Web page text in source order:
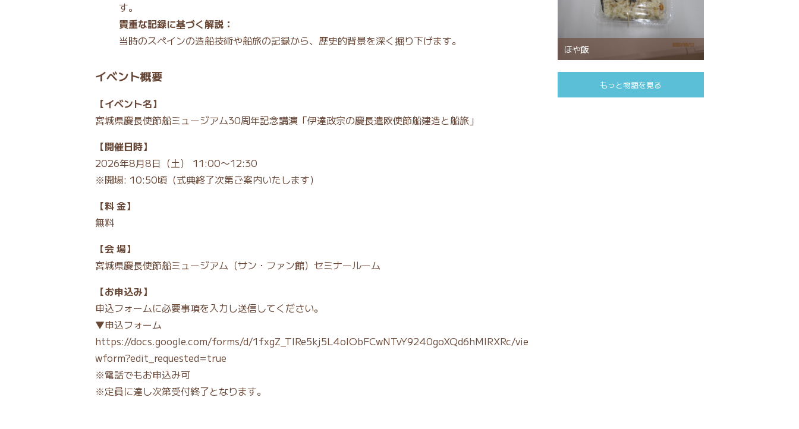
す。
貴重な記録に基づく解説：
当時のスペインの造船技術や船旅の記録から、歴史的背景を深く掘り下げます。
イベント概要
【イベント名】
宮城県慶長使節船ミュージアム30周年記念講演「伊達政宗の慶長遣欧使節船建造と船旅」
【開催日時】
2026年8月8日（土） 11:00〜12:30
※開場: 10:50頃（式典終了次第ご案内いたします）
【料 金】
無料
【会 場】
宮城県慶長使節船ミュージアム（サン・ファン館）セミナールーム
【お申込み】
申込フォームに必要事項を入力し送信してください。
▼申込フォーム
https://docs.google.com/forms/d/1fxgZ_TIRe5kj5L4oIObFCwNTvY9240goXQd6hMlRXRc/vie
wform?edit_requested=true
※電話でもお申込み可
※定員に達し次第受付終了となります。
ほや飯
もっと物語を見る